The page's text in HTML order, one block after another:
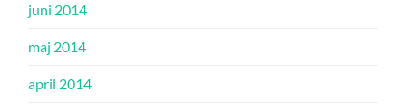
juni 2014
maj 2014
april 2014